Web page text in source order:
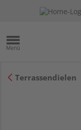
Terrassendielen